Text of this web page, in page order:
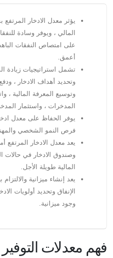
يؤثر معدل الادخار
المالي ، ويوفر وسادة
على امتصاص النفقات
أعمق.
تشمل استراتيجيات زيادة
وتحديد أهداف الادخار ،
المدخرات ، واستثمار
يوفر الحفاظ على معدل
فرص النمو الشخصي
يعد معدل الادخار المرتفع
وصندوق الادخار في حالات
المالية طويلة الأجل.
يعد إنشاء ميزانية
الإنفاق وتحديد أولويات
وجود ميزانية.
فهم معدلات التوفير